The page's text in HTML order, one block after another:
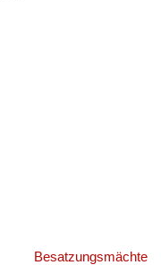
Besatzungsmächte